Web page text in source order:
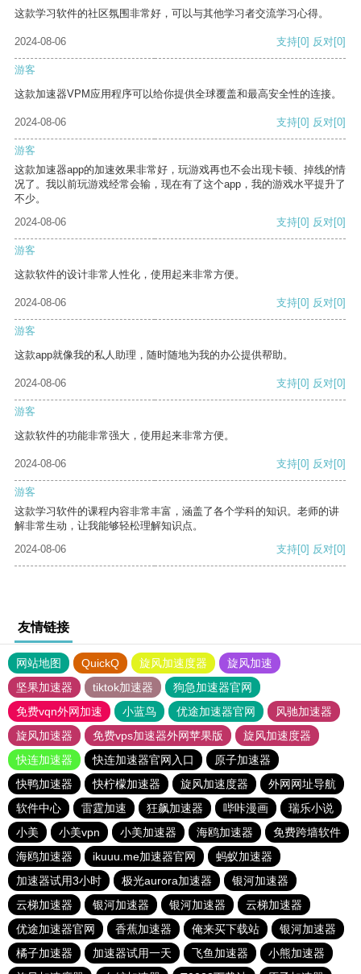
这款学习软件的社区氛围非常好，可以与其他学习者交流学习心得。
2024-08-06 支持[0] 反对[0]
游客
这款加速器VPM应用程序可以给你提供全球覆盖和最高安全性的连接。
2024-08-06 支持[0] 反对[0]
游客
这款加速器app的加速效果非常好，玩游戏再也不会出现卡顿、掉线的情
况了。我以前玩游戏经常会输，现在有了这个app，我的游戏水平提升了
不少。
2024-08-06
支持[0] 反对[0]
游客
这款软件的设计非常人性化，使用起来非常方便。
2024-08-06 支持[0] 反对[0]
游客
这款app就像我的私人助理，随时随地为我的办公提供帮助。
2024-08-06 支持[0] 反对[0]
游客
这款软件的功能非常强大，使用起来非常方便。
2024-08-06 支持[0] 反对[0]
游客
这款学习软件的课程内容非常丰富，涵盖了各个学科的知识。老师的讲
解非常生动，让我能够轻松理解知识点。
2024-08-06
支持[0] 反对[0]
友情链接
网站地图 QuickQ 旋风加速度器
旋风加速
坚果加速器
tiktok加速器
狗急加速器官网
免费vqn外网加速
小蓝鸟 优途加速器官网
风驰加速器
旋风加速器
免费vps加速器外网苹果版
旋风加速度器
快连加速器
快连加速器官网入口
原子加速器
快鸭加速器
快柠檬加速器 旋风加速度器
外网网址导航
软件中心
雷霆加速 狂飙加速器 哔咔漫画
瑞乐小说
小美
小美vpn 小美加速器 海鸥加速器
免费跨墙软件
海鸥加速器
ikuuu.me加速器官网
蚂蚁加速器
加速器试用3小时
极光aurora加速器
银河加速器
云梯加速器
银河加速器 银河加速器
云梯加速器
优途加速器官网
香蕉加速器 俺来买下载站
银河加速器
橘子加速器
加速器试用一天 飞鱼加速器
小熊加速器